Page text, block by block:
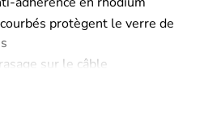
protègent le verre de
sur le câble
épais offre une